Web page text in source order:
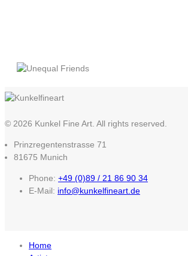
© 2026 Kunkel Fine Art. All rights reserved.
Prinzregentenstrasse 71
81675 Munich
Phone: +49 (0)89 / 21 86 90 34
E-Mail: info@kunkelfineart.de
Home